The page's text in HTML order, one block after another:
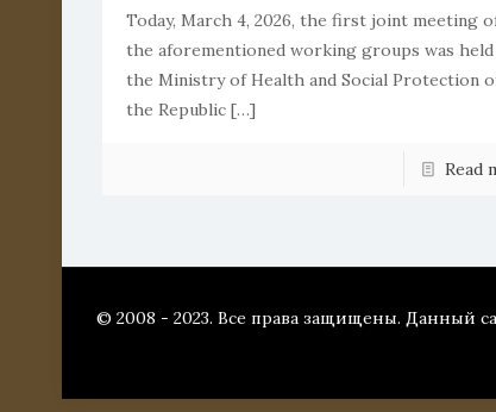
Today, March 4, 2026, the first joint meeting
the aforementioned working groups was
the Ministry of Health and Social Protection
the Republic […]
Read
© 2008 - 2023. Все права защищены. Данный